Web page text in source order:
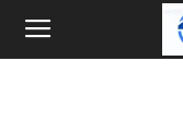
Argentina